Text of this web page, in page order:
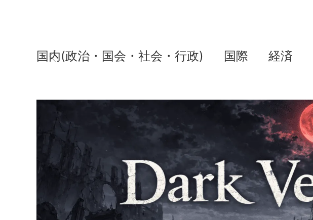
国内(政治・国会・社会・行政) 国際 経済